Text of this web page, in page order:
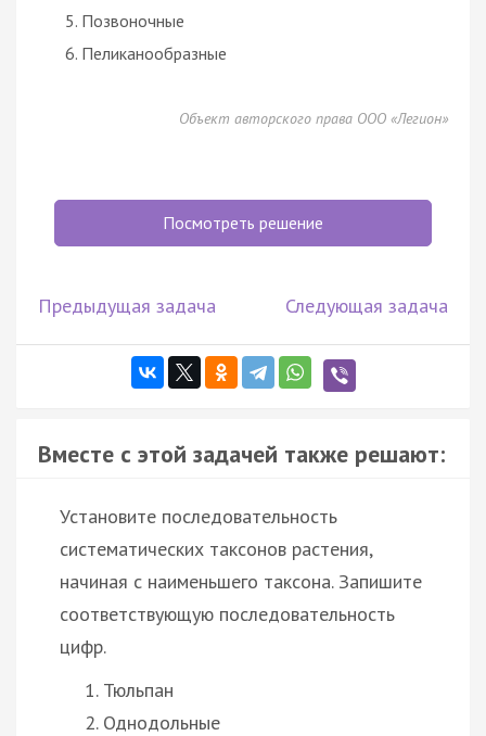
Позвоночные
Пеликанообразные
Объект авторского права ООО «Легион»
Посмотреть решение
Предыдущая задача Следующая задача
Вместе с этой задачей также решают:
Установите последовательность
систематических таксонов растения,
начиная с наименьшего таксона. Запишите
соответствующую последовательность
цифр.
Тюльпан
Однодольные